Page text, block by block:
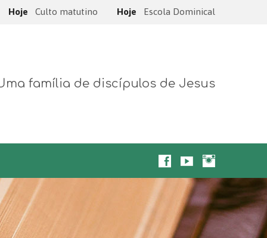
Hoje Culto matutino Hoje Escola Dominical
família de discípulos de Jesus